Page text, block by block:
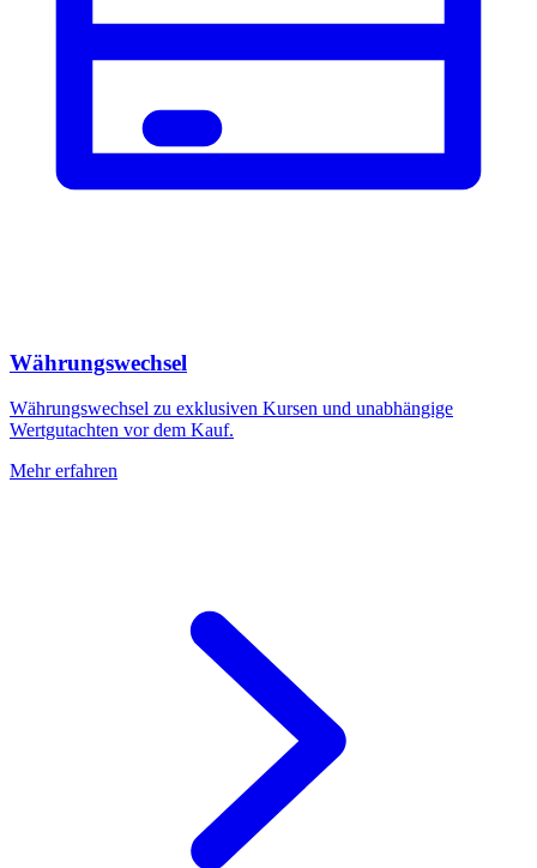
Währungswechsel
Währungswechsel zu exklusiven Kursen und unabhängige
Wertgutachten vor dem Kauf.
Mehr erfahren